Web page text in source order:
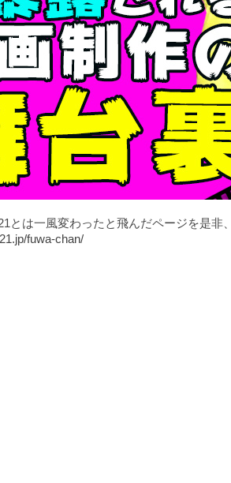
とは一風変わったと飛んだページを是非
fuwa-chan/